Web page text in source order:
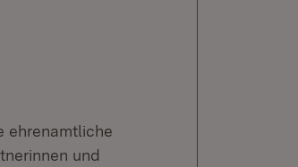
ehrenamtliche
und